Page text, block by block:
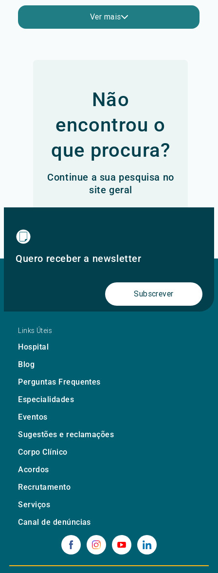
Ver mais
Não
encontrou o
que procura?
Continue a sua pesquisa no
site geral
Quero receber a newsletter
Subscrever
Links Úteis
Hospital
Blog
Perguntas Frequentes
Especialidades
Eventos
Sugestões e reclamações
Corpo Clínico
Acordos
Recrutamento
Serviços
Canal de denúncias